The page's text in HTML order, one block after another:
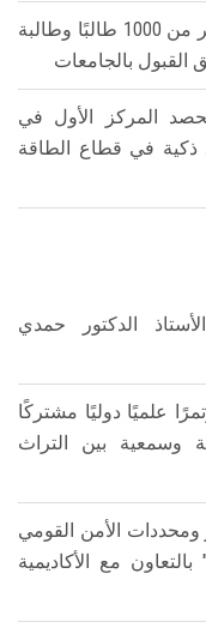
معامل التنسيق الإلكتروني تستقبل أكثر من 1000 طالبًا وطالبة
القبول بالجامعات
المركز الأول في
ذكية في قطاع الطاقة
الدكتور حمدي
علميًا دوليًا مشتركًا
وسمعية بين التراث
الأمن القومي
مع الأكاديمية